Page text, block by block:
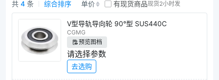
V型导轨商品列表
共 4 条 综合排序 单价 有现货商品现货2小时发
V型导轨导向轮 90°型 SUS440C
CGMG
预览图档
请选择参数
去选购